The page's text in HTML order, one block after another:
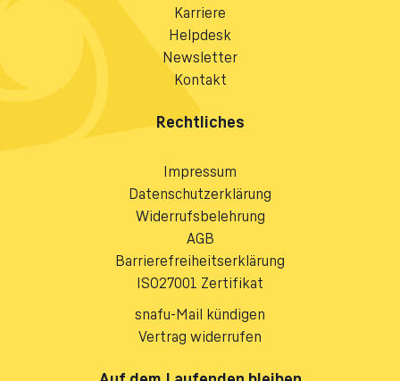
Karriere
Helpdesk
Newsletter
Kontakt
Rechtliches
Impressum
Datenschutzerklärung
Widerrufsbelehrung
AGB
Barrierefreiheitserklärung
ISO27001 Zertifikat
snafu-Mail kündigen
Vertrag widerrufen